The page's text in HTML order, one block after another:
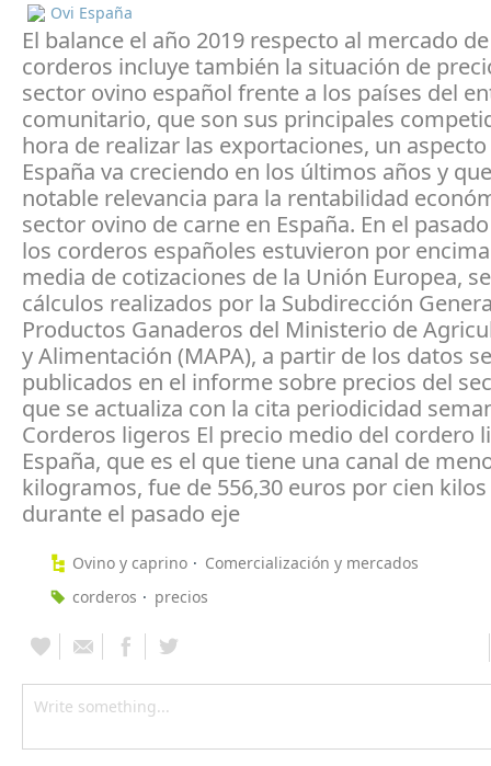
Ovi España
El balance el año 2019 respecto al mercado
corderos incluye también la situación de
sector ovino español frente a los países del
comunitario, que son sus principales
hora de realizar las exportaciones, un
España va creciendo en los últimos años y
notable relevancia para la rentabilidad
sector ovino de carne en España. En el
los corderos españoles estuvieron por
media de cotizaciones de la Unión Europea,
cálculos realizados por la Subdirección
Productos Ganaderos del Ministerio de
y Alimentación (MAPA), a partir de los datos
publicados en el informe sobre precios del
que se actualiza con la cita periodicidad
Corderos ligeros El precio medio del cordero
España, que es el que tiene una canal de
kilogramos, fue de 556,30 euros por cien
durante el pasado eje
Ovino y caprino
Comercialización y mercados
corderos
precios